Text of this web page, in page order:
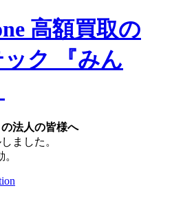
高額買取の
ク 『みん
の法人の皆様へ
ました。